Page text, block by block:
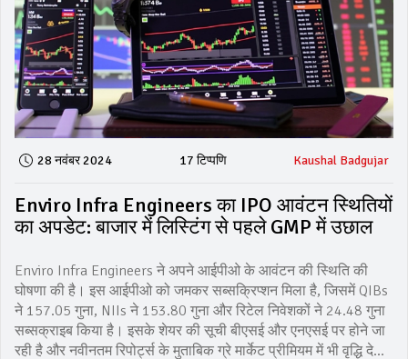
28 नवंबर 2024 17 टिप्पणि Kaushal Badgujar
Enviro Infra Engineers का IPO आवंटन स्थितियों
का अपडेट: बाजार में लिस्टिंग से पहले GMP में उछाल
Enviro Infra Engineers ने अपने आईपीओ के आवंटन की स्थिति की
घोषणा की है। इस आईपीओ को जमकर सब्सक्रिप्शन मिला है, जिसमें QIBs
ने 157.05 गुना, NIIs ने 153.80 गुना और रिटेल निवेशकों ने 24.48 गुना
सब्सक्राइब किया है। इसके शेयर की सूची बीएसई और एनएसई पर होने जा
रही है और नवीनतम रिपोर्ट्स के मुताबिक ग्रे मार्केट प्रीमियम में भी वृद्धि देखी